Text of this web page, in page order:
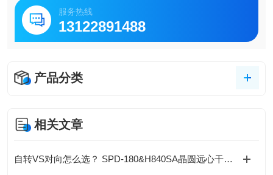
服务热线
13122891488
产品分类
相关文章
自转VS对向怎么选？ SPD-180&H840SA晶圆远心干燥机全维度技术选型